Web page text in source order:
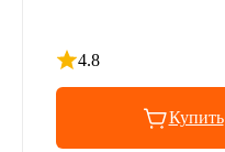
4.8
Рейтинг 4.8 из 5
Купить